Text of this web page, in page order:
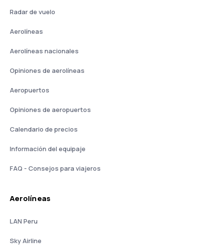
Radar de vuelo
Aerolíneas
Aerolíneas nacionales
Opiniones de aerolíneas
Aeropuertos
Opiniones de aeropuertos
Calendario de precios
Información del equipaje
FAQ - Consejos para viajeros
Aerolíneas
LAN Peru
Sky Airline